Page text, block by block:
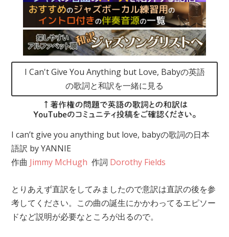
I Can't Give You Anything but Love, Babyの英語
の歌詞と和訳を一緒に見る
I can’t give you anything but love, babyの歌詞の日本
語訳 by YANNIE
作曲 Jimmy McHugh 作詞 Dorothy Fields
とりあえず直訳をしてみましたので意訳は直訳の後を参
考してください。この曲の誕生にかかわってるエピソー
ドなど説明が必要なところが出るので。